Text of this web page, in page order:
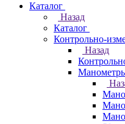
Каталог
Назад
Каталог
Контрольно-
Назад